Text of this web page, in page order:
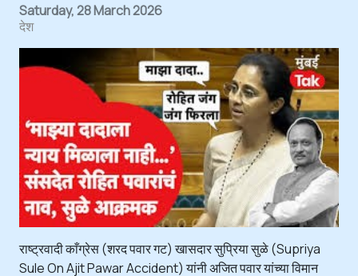
Saturday, 28 March 2026
देश
राष्ट्रवादी काँग्रेस (शरद पवार गट) खासदार सुप्रिया सुळे (Supriya
Sule On Ajit Pawar Accident) यांनी अजित पवार यांच्या विमान